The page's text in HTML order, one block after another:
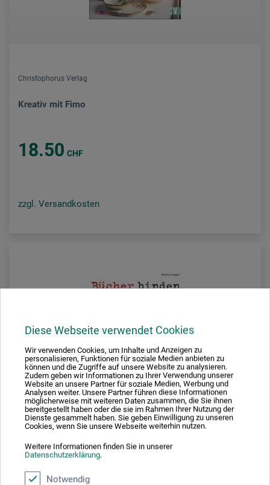
Diese Webseite verwendet Cookies
Wir verwenden Cookies, um Inhalte und Anzeigen zu
personalisieren, Funktionen für soziale Medien anbieten zu
können und die Zugriffe auf unsere Website zu analysieren.
Zudem geben wir Informationen zu Ihrer Verwendung unserer
Website an unsere Partner für soziale Medien, Werbung und
Analysen weiter. Unsere Partner führen diese Informationen
möglicherweise mit weiteren Daten zusammen, die Sie ihnen
bereitgestellt haben oder die sie im Rahmen Ihrer Nutzung der
Dienste gesammelt haben. Sie geben Einwilligung zu unseren
Cookies, wenn Sie unsere Webseite weiterhin nutzen.
Weitere Informationen finden Sie in unserer
Datenschutzerklärung.
Notwendig
Christophorus Verlag
Kreativ mit Fimo
18.50 CHF
zzgl. Versandkosten
Haupt Verlag
Bücher binden